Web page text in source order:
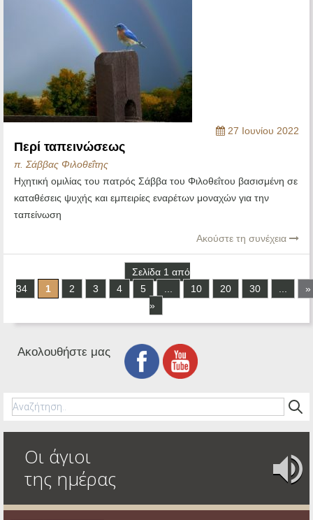
27 Ιουνίου 2022
Περί ταπεινώσεως
π. Σάββας Φιλοθεΐτης
Ηχητική ομιλίας του πατρός Σάββα του Φιλοθεΐτου βασισμένη σε
καταθέσεις ψυχής και εμπειρίες εναρέτων μοναχών για την
ταπείνωση
Ακούστε τη συνέχεια
Σελίδα 1 από
34
1 2 3 4 5 10 20 30
»
»
Ακολουθήστε μας
Οι άγιοι
της ημέρας